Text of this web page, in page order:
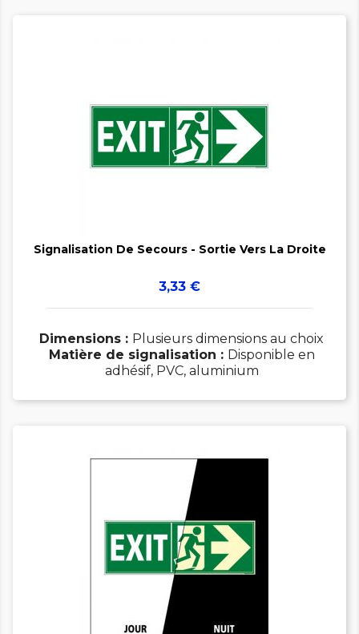
Signalisation De Secours - Sortie Vers La Droite
Prix
3,33 €
Dimensions : Plusieurs dimensions au choix
Matière de signalisation : Disponible en
adhésif, PVC, aluminium